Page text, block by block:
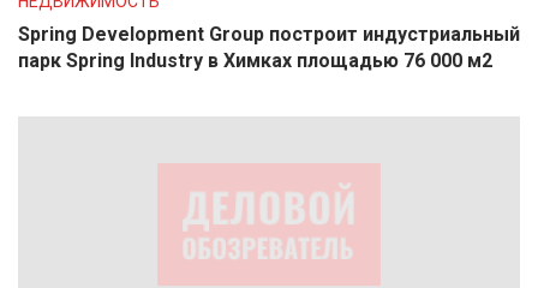
Spring Development Group построит индустриальный
парк Spring Industry в Химках площадью 76 000 м2